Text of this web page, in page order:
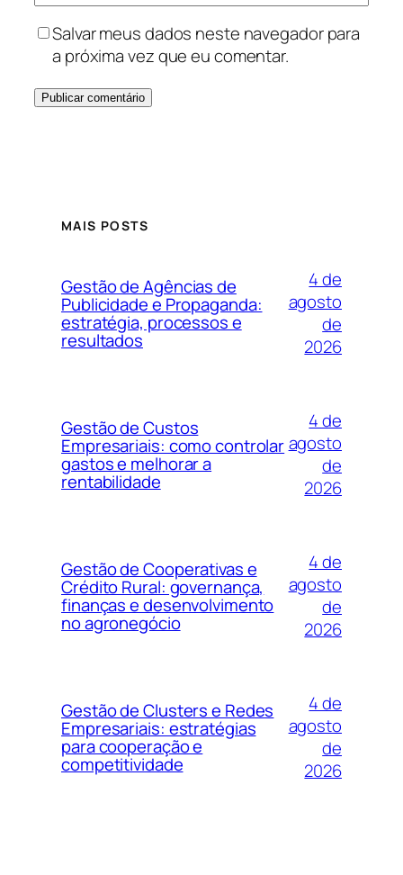
Salvar meus dados neste navegador para
a próxima vez que eu comentar.
MAIS POSTS
Gestão de Agências de
Publicidade e Propaganda:
estratégia, processos e
resultados
4 de
agosto
de
2026
Gestão de Custos
Empresariais: como controlar
gastos e melhorar a
rentabilidade
4 de
agosto
de
2026
Gestão de Cooperativas e
Crédito Rural: governança,
finanças e desenvolvimento
no agronegócio
4 de
agosto
de
2026
Gestão de Clusters e Redes
Empresariais: estratégias
para cooperação e
competitividade
4 de
agosto
de
2026